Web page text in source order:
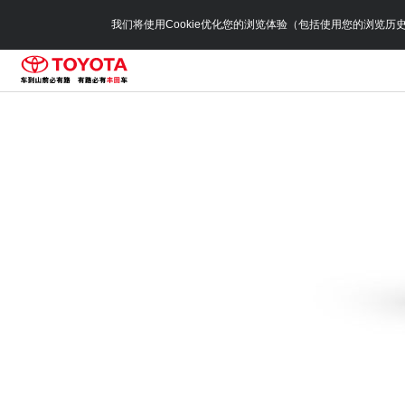
我们将使用Cookie优化您的浏览体验（包括使用您的浏览历